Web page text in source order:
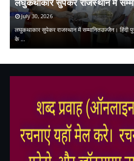
लघुकथाकार सुपेकर राजस्थान में
July 30, 2026
लघुकथाकार सुपेकर राजस्थान में सम्मानितउज्जैन। हिंदी
के …